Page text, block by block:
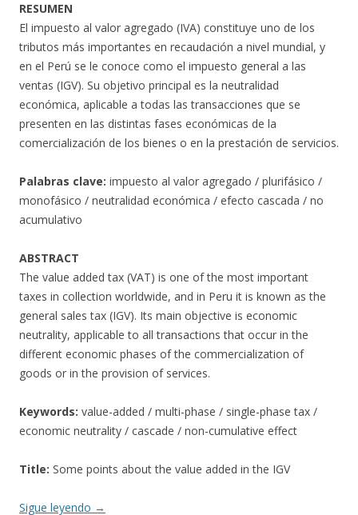
RESUMEN
El impuesto al valor agregado (IVA) constituye uno de los
tributos más importantes en recaudación a nivel mundial, y
en el Perú se le conoce como el impuesto general a las
ventas (IGV). Su objetivo principal es la neutralidad
económica, aplicable a todas las transacciones que se
presenten en las distintas fases económicas de la
comercialización de los bienes o en la prestación de servicios.
Palabras clave: impuesto al valor agregado / plurifásico /
monofásico / neutralidad económica / efecto cascada / no
acumulativo
ABSTRACT
The value added tax (VAT) is one of the most important
taxes in collection worldwide, and in Peru it is known as the
general sales tax (IGV). Its main objective is economic
neutrality, applicable to all transactions that occur in the
different economic phases of the commercialization of
goods or in the provision of services.
Keywords: value-added / multi-phase / single-phase tax /
economic neutrality / cascade / non-cumulative effect
Title: Some points about the value added in the IGV
Sigue leyendo →